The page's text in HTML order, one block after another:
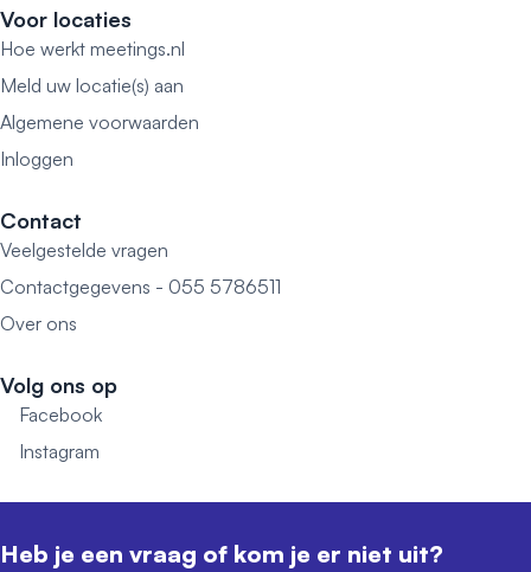
Voor locaties
Hoe werkt meetings.nl
Meld uw locatie(s) aan
Algemene voorwaarden
Inloggen
Contact
Veelgestelde vragen
Contactgegevens - 055 5786511
Over ons
Volg ons op
Facebook
Instagram
Heb je een vraag of kom je er niet uit?